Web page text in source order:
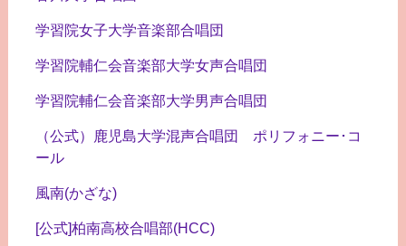
学習院女子大学音楽部合唱団
学習院輔仁会音楽部大学女声合唱団
学習院輔仁会音楽部大学男声合唱団
（公式）鹿児島大学混声合唱団 ポリフォニー･コ
ール
風南(かざな)
[公式]柏南高校合唱部(HCC)